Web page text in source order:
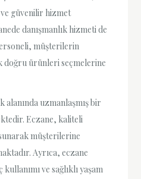
ve güvenilir hizmet
danışmanlık hizmeti de
müşterilerin
doğru ürünleri seçmelerine
alanında uzmanlaşmış bir
Eczane, kaliteli
müşterilerine
Ayrıca, eczane
ve sağlıklı yaşam